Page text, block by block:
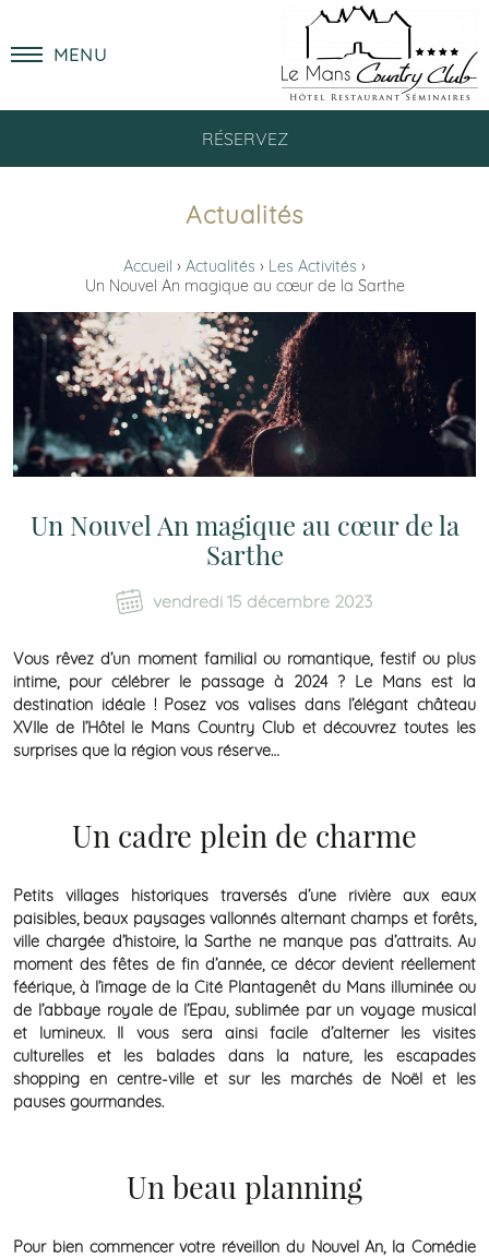
RÉSERVEZ
MENU
Actualités
Accueil Actualités
Les Activités
Un Nouvel An magique au cœur de la Sarthe
Un Nouvel An magique au cœur de la
Sarthe
vendredi 15 décembre 2023
Vous rêvez d’un moment familial ou romantique, festif ou plus
intime, pour célébrer le passage à 2024 ? Le Mans est la
destination idéale ! Posez vos valises dans l’élégant château
XVIIe de l’Hôtel le Mans Country Club et découvrez toutes les
surprises que la région vous réserve…
Un cadre plein de charme
Petits villages historiques traversés d’une rivière aux eaux
paisibles, beaux paysages vallonnés alternant champs et forêts,
ville chargée d’histoire, la Sarthe ne manque pas d’attraits. Au
moment des fêtes de fin d’année, ce décor devient réellement
féérique, à l’image de la Cité Plantagenêt du Mans illuminée ou
de l’abbaye royale de l’Epau, sublimée par un voyage musical
et lumineux. Il vous sera ainsi facile d’alterner les visites
culturelles et les balades dans la nature, les escapades
shopping en centre-ville et sur les marchés de Noël et les
pauses gourmandes.
Un beau planning
Pour bien commencer votre réveillon du Nouvel An, la Comédie